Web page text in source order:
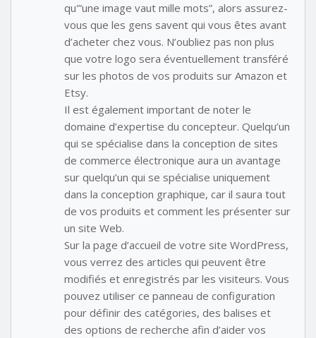
qu'”une image vaut mille mots”, alors assurez-
vous que les gens savent qui vous êtes avant
d’acheter chez vous. N’oubliez pas non plus
que votre logo sera éventuellement transféré
sur les photos de vos produits sur Amazon et
Etsy.
Il est également important de noter le
domaine d’expertise du concepteur. Quelqu’un
qui se spécialise dans la conception de sites
de commerce électronique aura un avantage
sur quelqu’un qui se spécialise uniquement
dans la conception graphique, car il saura tout
de vos produits et comment les présenter sur
un site Web.
Sur la page d’accueil de votre site WordPress,
vous verrez des articles qui peuvent être
modifiés et enregistrés par les visiteurs. Vous
pouvez utiliser ce panneau de configuration
pour définir des catégories, des balises et
des options de recherche afin d’aider vos